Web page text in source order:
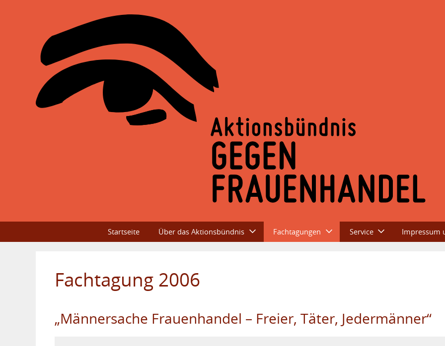
Startseite Über das Aktionsbündnis Fachtagungen Service Impressum
Fachtagung 2006
„Männersache Frauenhandel – Freier, Täter, Jedermänner“